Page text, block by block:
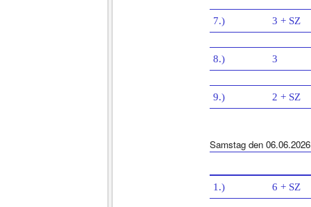
7.) 3 + SZ
8.) 3
9.) 2 + SZ
Samstag den 06.06.2026
1.) 6 + SZ